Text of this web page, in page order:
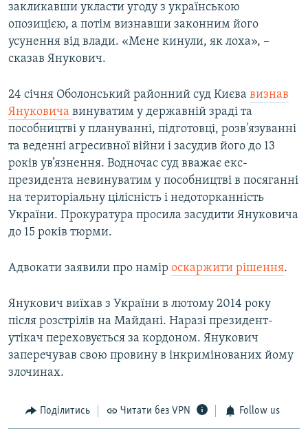
закликавши укласти угоду з українською
опозицією, а потім визнавши законним його
усунення від влади. «Мене кинули, як лоха», –
сказав Янукович.
24 січня Оболонський районний суд Києва визнав
Януковича винуватим у державній зраді та
пособництві у плануванні, підготовці, розв'язуванні
та веденні агресивної війни і засудив його до 13
років ув’язнення. Водночас суд вважає екс-
президента невинуватим у пособництві в посяганні
на територіальну цілісність і недоторканність
України. Прокуратура просила засудити Януковича
до 15 років тюрми.
Адвокати заявили про намір оскаржити рішення.
Янукович виїхав з України в лютому 2014 року
після розстрілів на Майдані. Наразі президент-
утікач переховується за кордоном. Янукович
заперечував свою провину в інкримінованих йому
злочинах.
Поділитись Читати без VPN Follow us